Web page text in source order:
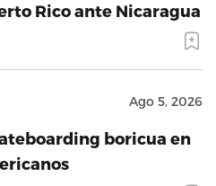
Rico ante Nicaragua
Ago 5, 2026
boricua en